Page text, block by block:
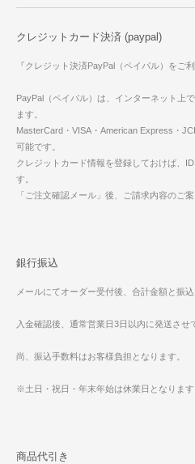
クレジットカード決済 (paypal)
『クレジット決済PayPal（ペイパル）をご
PayPal（ペイパル）は、インターネット上
ます。
MasterCard・VISA・American Express・
可能です。
クレジットカード情報を登録しておけば、
す。
「ご注文確認メール」後、ご請求内容のご
銀行振込
メールにてオーダー受付後、合計金額と振
入金確認後、通常営業日3日以内に発送させ
尚、振込手数料はお客様負担となります。
※土日・祝日・年末年始は休業日となります
商品代引き